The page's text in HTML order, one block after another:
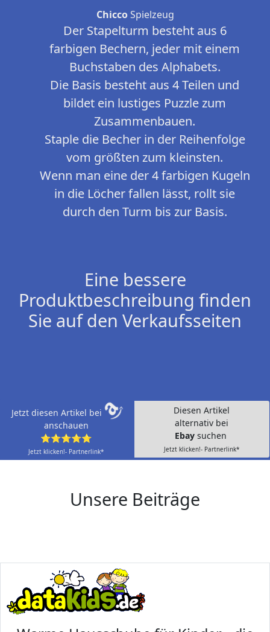
ChiccoSpielzeug
Der Stapelturm besteht aus 6
farbigen Bechern, jeder mit einem
Buchstaben des Alphabets.
Die Basis besteht aus 4 Teilen und
bildet ein lustiges Puzzle zum
Zusammenbauen.
Staple die Becher in der Reihenfolge
vom größten zum kleinsten.
Wenn man eine der 4 farbigen Kugeln
in die Löcher fallen lässt, rollt sie
durch den Turm bis zur Basis.
Eine bessere
Produktbeschreibung finden
Sie auf den Verkaufsseiten
Jetzt diesen Artikel bei
anschauen
⭐⭐⭐⭐⭐
Jetzt klicken!- Partnerlink*
Diesen Artikel
alternativ bei
Ebay suchen
Jetzt klicken!- Partnerlink*
Unsere Beiträge